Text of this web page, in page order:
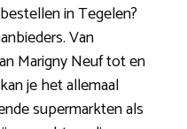
in Tegelen?
Van
Marigny Neuf tot en
je het allemaal
supermarkten als